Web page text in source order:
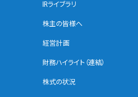
IRライブラリ
株主の皆様へ
経営計画
財務ハイライト（連結）
株式の状況